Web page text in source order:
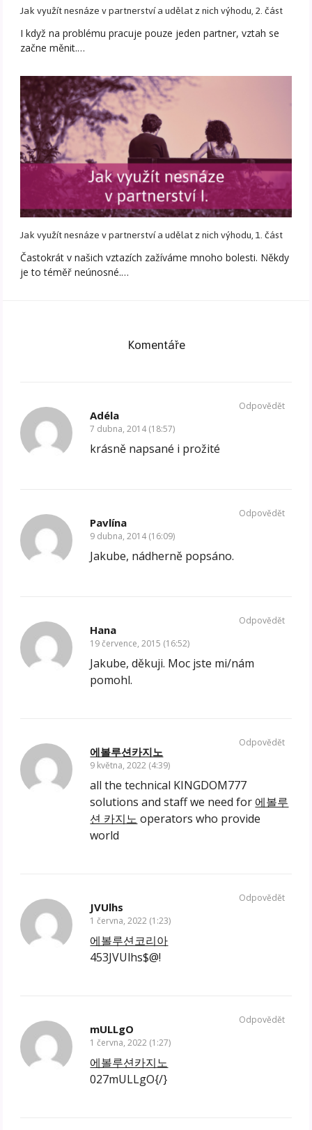
Jak využít nesnáze v partnerství a udělat z nich výhodu, 2. část
I když na problému pracuje pouze jeden partner, vztah se
začne měnit.…
Jak využít nesnáze v partnerství a udělat z nich výhodu, 1. část
Častokrát v našich vztazích zažíváme mnoho bolesti. Někdy
je to téměř neúnosné.…
Komentáře
Adéla
7 dubna, 2014 (18:57)
krásně napsané i prožité
Odpovědět
Pavlína
9 dubna, 2014 (16:09)
Jakube, nádherně popsáno.
Odpovědět
Hana
19 července, 2015 (16:52)
Jakube, děkuji. Moc jste mi/nám
pomohl.
Odpovědět
에볼루션카지노
9 května, 2022 (4:39)
all the technical KINGDOM777
solutions and staff we need for 에볼루
션 카지노 operators who provide
world
Odpovědět
JVUlhs
1 června, 2022 (1:23)
에볼루션코리아
453JVUlhs$@!
Odpovědět
mULLgO
1 června, 2022 (1:27)
에볼루션카지노
027mULLgO{/}
Odpovědět